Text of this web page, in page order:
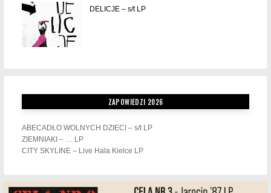
DELICJE – s/t LP
ZAPOWIEDZI 2026
ABECADŁO WOLNYCH DZIECI – s/t LP
ZIEMNIAKI – … LP
CITY SKYLINE – Live Hala Kielce LP